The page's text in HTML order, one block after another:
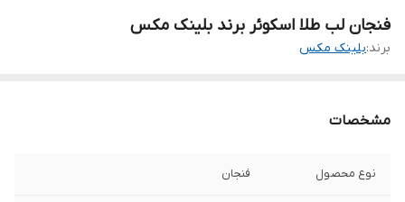
فنجان لب طلا اسکوئر برند بلینک مکس
برند:بلینک مکس
مشخصات
نوع محصول فنجان‌